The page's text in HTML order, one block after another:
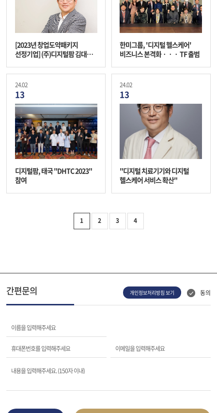
[2023년 창업도약패키지
선정기업] (주)디지털팜 김대진
한미그룹, '디지털 헬스케어'
비즈니스 본격화ㆍㆍㆍ TF 출범
24.02
13
디지털팜, 태국 "DHTC 2023"
참여
24.02
13
"디지털 치료기기와 디지털
헬스케어 서비스 확산"
1 2 3 4
간편문의 개인정보처리방침 보기 동의
이름을 입력해주세요
휴대폰번호를 입력해주세요 이메일을 입력해주세요
내용을 입력해주세요. (150자 이내)